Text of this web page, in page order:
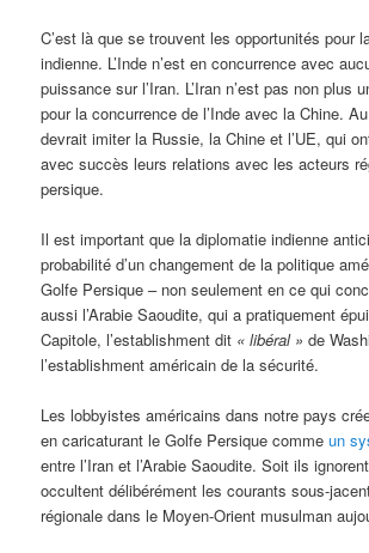
C’est là que se trouvent les opportunités pour
indienne. L’Inde n’est en concurrence avec
puissance sur l’Iran. L’Iran n’est pas non plus
pour la concurrence de l’Inde avec la Chine.
devrait imiter la Russie, la Chine et l’UE, qui
avec succès leurs relations avec les acteurs
persique.
Il est important que la diplomatie indienne
probabilité d’un changement de la politique
Golfe Persique – non seulement en ce qui
aussi l’Arabie Saoudite, qui a pratiquement
Capitole, l’establishment dit « libéral » de
l’establishment américain de la sécurité.
Les lobbyistes américains dans notre pays
en caricaturant le Golfe Persique commeun
entre l’Iran et l’Arabie Saoudite. Soit ils
occultent délibérément les courants sous-
régionale dans le Moyen-Orient musulman